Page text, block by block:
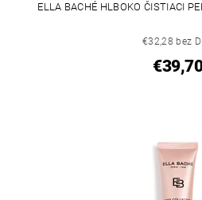
ELLA BACHÉ HLBOKO ČISTIACI
€32,28 bez